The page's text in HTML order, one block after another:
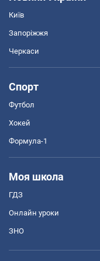
Київ
Запоріжжя
Черкаси
Спорт
Футбол
Хокей
Формула-1
Моя школа
ГДЗ
Онлайн уроки
ЗНО